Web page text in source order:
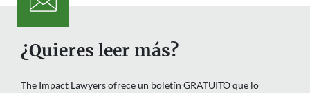
¿Quieres leer más?
The Impact Lawyers ofrece un boletín GRATUITO que lo